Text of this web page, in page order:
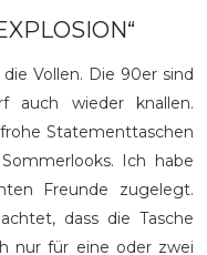
Vollen. Die 90er sind
auch wieder knallen.
Statementtaschen
Ich habe
Freunde zugelegt.
dass die Tasche
nur für eine oder zwei